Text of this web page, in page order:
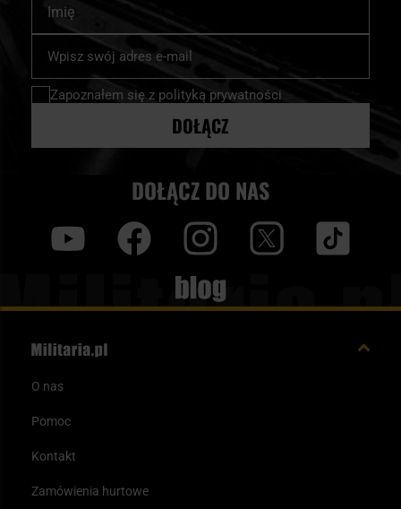
nasz
newsletter:
Zapoznałem się z polityką prywatności
DOŁĄCZ
DOŁĄCZ DO NAS
Blog
O nas
Pomoc
Kontakt
Zamówienia hurtowe